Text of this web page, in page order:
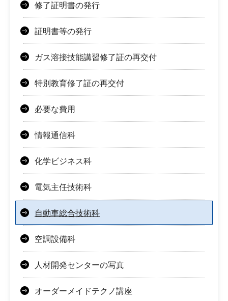
修了証明書の発行
証明書等の発行
ガス溶接技能講習修了証の再交付
特別教育修了証の再交付
必要な費用
情報通信科
化学ビジネス科
電気主任技術科
自動車総合技術科
空調設備科
人材開発センターの写真
オーダーメイドテクノ講座